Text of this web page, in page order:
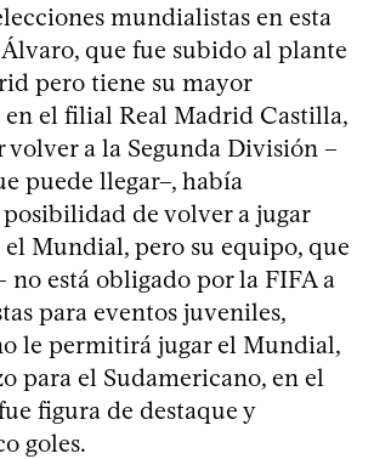
mundialistas en esta
que fue subido al plante
pero tiene su mayor
el filial Real Madrid Castilla,
volver a la Segunda División –
puede llegar–, había
de volver a jugar
el Mundial, pero su equipo, que
no está obligado por la FIFA a
para eventos juveniles,
le permitirá jugar el Mundial,
para el Sudamericano, en el
figura de destaque y
goles.